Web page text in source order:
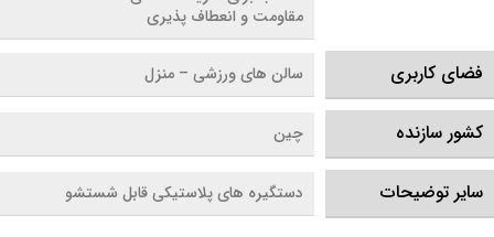
مقاومت و انعطاف پذیری
فضای کاربری سالن های ورزشی – منزل
کشور سازنده چین
سایر توضیحات دستگیره های پلاستیکی قابل شستشو